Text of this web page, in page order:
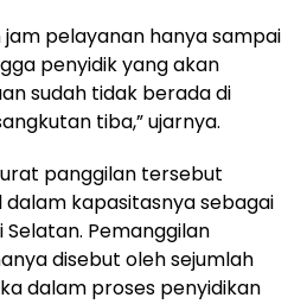
jam pelayanan hanya sampai
penyidik yang akan
sudah tidak berada di
tiba,” ujarnya.
panggilan tersebut
dalam kapasitasnya sebagai
Selatan. Pemanggilan
disebut oleh sejumlah
dalam proses penyidikan